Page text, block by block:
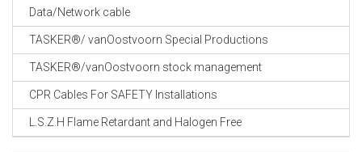
Data/Network cable
TASKER®/ vanOostvoorn Special Productions
TASKER®/vanOostvoorn stock management
CPR Cables For SAFETY Installations
L.S.Z.H Flame Retardant and Halogen Free